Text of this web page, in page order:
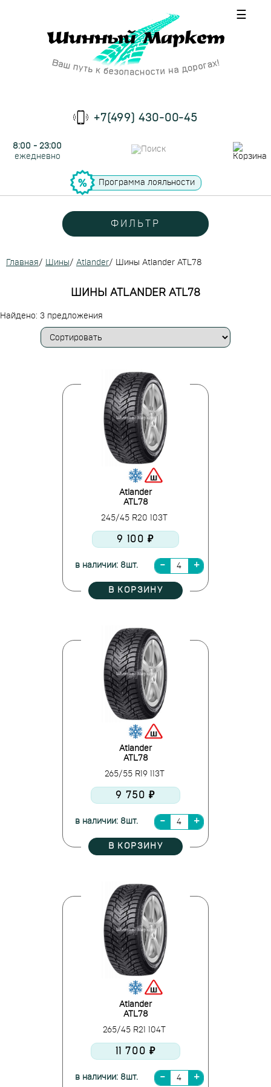
☰
+7(499) 430-00-45
8:00 - 23:00
ежедневно
Программа лояльности
ФИЛЬТР
Главная/ Шины/ Atlander/ Шины Atlander ATL78
ШИНЫ ATLANDER ATL78
Найдено: 3 предложения
Atlander
ATL78
245/45 R20 103T
9 100 ₽
в наличии: 8шт.
В КОРЗИНУ
Atlander
ATL78
265/55 R19 113T
9 750 ₽
в наличии: 8шт.
В КОРЗИНУ
Atlander
ATL78
265/45 R21 104T
11 700 ₽
в наличии: 8шт.